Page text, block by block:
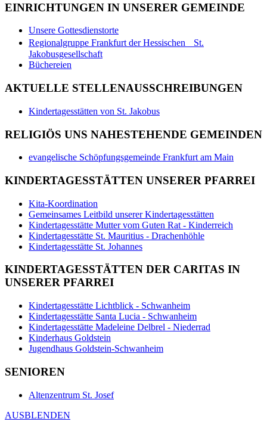
EINRICHTUNGEN IN UNSERER GEMEINDE
Unsere Gottesdienstorte
Regionalgruppe Frankfurt der Hessischen St.
Jakobusgesellschaft
Büchereien
AKTUELLE STELLENAUSSCHREIBUNGEN
Kindertagesstätten von St. Jakobus
RELIGIÖS UNS NAHESTEHENDE GEMEINDEN
evangelische Schöpfungsgemeinde Frankfurt am Main
KINDERTAGESSTÄTTEN UNSERER PFARREI
Kita-Koordination
Gemeinsames Leitbild unserer Kindertagesstätten
Kindertagesstätte Mutter vom Guten Rat - Kinderreich
Kindertagesstätte St. Mauritius - Drachenhöhle
Kindertagesstätte St. Johannes
KINDERTAGESSTÄTTEN DER CARITAS IN
UNSERER PFARREI
Kindertagesstätte Lichtblick - Schwanheim
Kindertagesstätte Santa Lucia - Schwanheim
Kindertagesstätte Madeleine Delbrel - Niederrad
Kinderhaus Goldstein
Jugendhaus Goldstein-Schwanheim
SENIOREN
Altenzentrum St. Josef
AUSBLENDEN